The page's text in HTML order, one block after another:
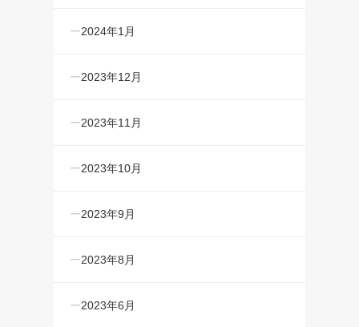
2024年1月
2023年12月
2023年11月
2023年10月
2023年9月
2023年8月
2023年6月